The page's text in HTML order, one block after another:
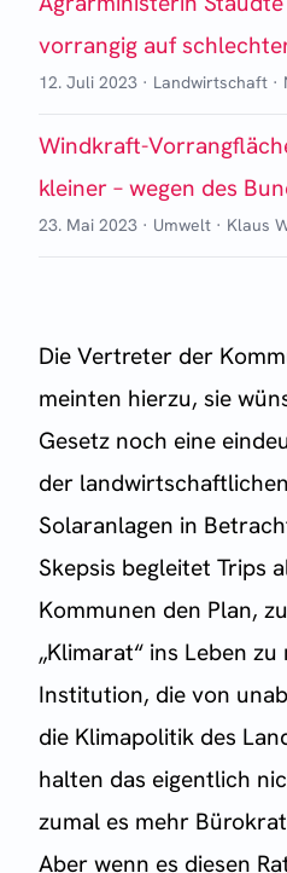
vorrangig auf
12. Juli 2023 · Landwirtschaft ·
Windkraft-
kleiner – wegen des
23. Mai 2023 · Umwelt · Klaus
Die Vertreter der
meinten hierzu, sie
Gesetz noch eine
der
Solaranlagen in
Skepsis begleitet Trips
Kommunen den Plan,
„Klimarat“ ins Leben zu
Institution, die von
die Klimapolitik des
halten das eigentlich
zumal es mehr
Aber wenn es diesen